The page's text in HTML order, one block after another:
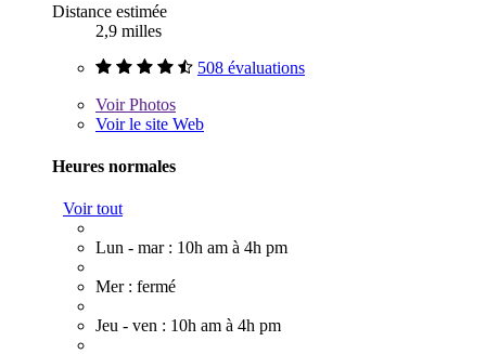
Distance estimée
2,9 milles
508 évaluations
VoirPhotos
Voir le site Web
Heures normales
Voir tout
Lun - mar : 10h am à 4h pm
Mer : fermé
Jeu - ven : 10h am à 4h pm